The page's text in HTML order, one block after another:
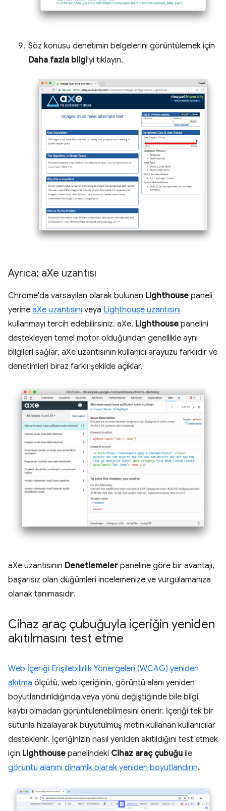
Söz konusu denetimin belgelerini görüntülemek için
Daha fazla bilgi'yi tıklayın.
Ayrıca: aXe uzantısı
Chrome'da varsayılan olarak bulunan Lighthouse paneli
yerine aXe uzantısını veya Lighthouse uzantısını
kullanmayı tercih edebilirsiniz. aXe, Lighthouse panelini
destekleyen temel motor olduğundan genellikle aynı
bilgileri sağlar. aXe uzantısının kullanıcı arayüzü farklıdır ve
denetimleri biraz farklı şekilde açıklar.
aXe uzantısının Denetlemeler paneline göre bir avantajı,
başarısız olan düğümleri incelemenize ve vurgulamanıza
olanak tanımasıdır.
Cihaz araç çubuğuyla içeriğin yeniden
akıtılmasını test etme
Web İçeriği Erişilebilirlik Yönergeleri (WCAG) yeniden
akıtma ölçütü, web içeriğinin, görüntü alanı yeniden
boyutlandırıldığında veya yönü değiştiğinde bile bilgi
kaybı olmadan görüntülenebilmesini önerir. İçeriği tek bir
sütunla hizalayarak büyütülmüş metin kullanan kullanıcılar
desteklenir. İçeriğinizin nasıl yeniden akıtıldığını test etmek
için Lighthouse panelindeki Cihaz araç çubuğu ile
görüntü alanını dinamik olarak yeniden boyutlandırın.